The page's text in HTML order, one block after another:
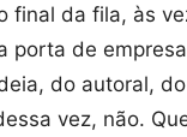
final da fila, às
porta de
do autoral, do
vez, não.